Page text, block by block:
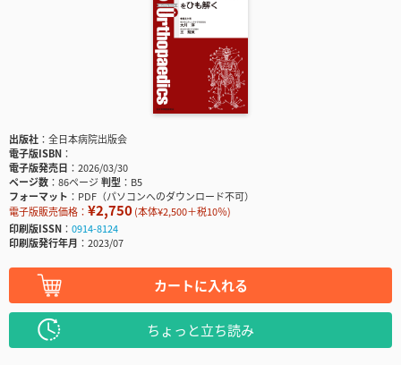
出版社
全日本病院出版会
電子版ISBN
電子版発売日
2026/03/30
ページ数
86ページ判型
B5
フォーマット
PDF（パソコンへのダウンロード不可）
電子版販売価格： ¥2,750(本体¥2,500＋税10％)
印刷版ISSN
0914-8124
印刷版発行年月
2023/07
カートに入れる
ちょっと立ち読み